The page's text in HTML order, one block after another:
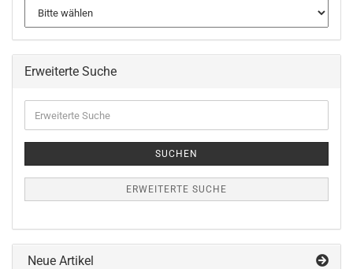
Erweiterte Suche
Suche
SUCHEN
ERWEITERTE SUCHE
Neue Artikel